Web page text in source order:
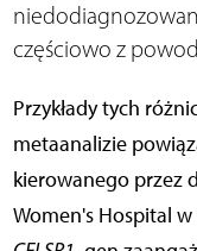
częściowo z
Przykłady tych
metaanalizie
kierowanego przez
Women's Hospital